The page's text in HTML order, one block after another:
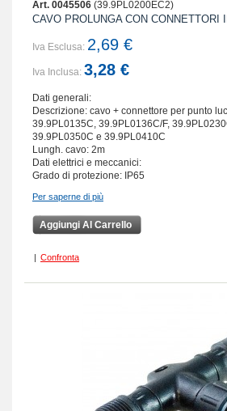
Art. 0045506 (39.9PL0200EC2)
CAVO PROLUNGA CON CONNETTORI
Iva Esclusa: 2,69 €
Iva Inclusa: 3,28 €
Dati generali:
Descrizione: cavo + connettore per punto
39.9PL0135C, 39.9PL0136C/F,
39.9PL0350C e 39.9PL0410C
Lungh. cavo: 2m
Dati elettrici e meccanici:
Grado di protezione: IP65
Per saperne di più
Aggiungi Al Carrello
| Confronta